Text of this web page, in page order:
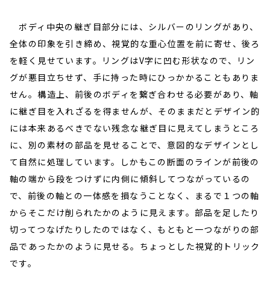
ボディ中央の継ぎ目部分には、シルバーのリングがあり、
全体の印象を引き締め、視覚的な重心位置を前に寄せ、後ろ
を軽く見せています。リングはV字に凹む形状なので、リン
グが悪目立ちせず、手に持った時にひっかかることもありま
せん。構造上、前後のボディを繋ぎ合わせる必要があり、軸
に継ぎ目を入れざるを得ませんが、そのままだとデザイン的
には本来あるべきでない残念な継ぎ目に見えてしまうところ
に、別の素材の部品を見せることで、意図的なデザインとし
て自然に処理しています。しかもこの断面のラインが前後の
軸の端から段をつけずに内側に傾斜してつながっているの
で、前後の軸との一体感を損なうことなく、まるで１つの軸
からそこだけ削られたかのように見えます。部品を足したり
切ってつなげたりしたのではなく、もともと一つながりの部
品であったかのように見せる。ちょっとした視覚的トリック
です。